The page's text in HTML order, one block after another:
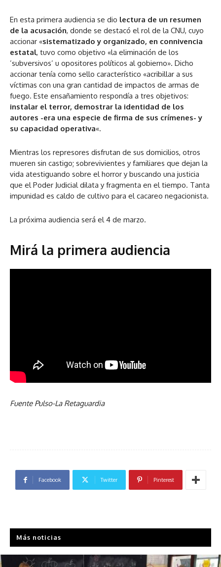
En esta primera audiencia se dio lectura de un resumen
de la acusación, donde se destacó el rol de la CNU, cuyo
accionar «sistematizado y organizado, en connivencia
estatal, tuvo como objetivo «la eliminación de los
’subversivos’ u opositores políticos al gobierno». Dicho
accionar tenía como sello característico «acribillar a sus
víctimas con una gran cantidad de impactos de armas de
fuego. Este ensañamiento respondía a tres objetivos:
instalar el terror, demostrar la identidad de los
autores -era una especie de firma de sus crímenes- y
su capacidad operativa«.
Mientras los represores disfrutan de sus domicilios, otros
mueren sin castigo; sobrevivientes y familiares que dejan la
vida atestiguando sobre el horror y buscando una justicia
que el Poder Judicial dilata y fragmenta en el tiempo. Tanta
impunidad es caldo de cultivo para el cacareo negacionista.
La próxima audiencia será el 4 de marzo.
Mirá la primera audiencia
Fuente Pulso-La Retaguardia
Facebook Twitter Pinterest
Más noticias